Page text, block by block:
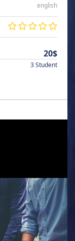
english
20$
3 Student